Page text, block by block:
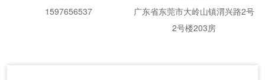
1597656537
广东省东莞市大岭山镇渭兴路2号
2号楼203房